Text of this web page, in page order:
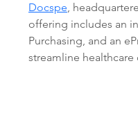
Docspe,
offering includes an
Purchasing, and an
streamline